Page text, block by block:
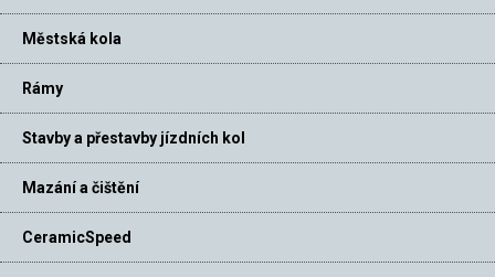
Městská kola
Rámy
Stavby a přestavby jízdních kol
Mazání a čištění
CeramicSpeed